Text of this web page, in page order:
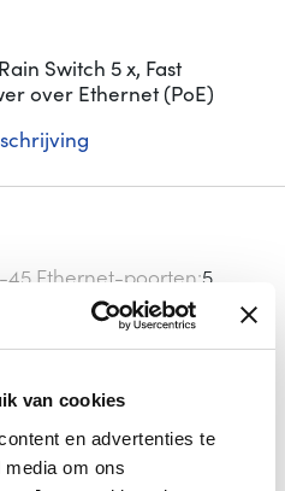
van cookies
en advertenties te
om ons
Switch 5 x, Fast
over Ethernet (PoE)
45 Ethernet-poorten 5
Ethernet-poortenFast
802.3az,IEEE